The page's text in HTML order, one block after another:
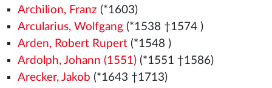
Archilion, Franz (*1603)
Arcularius, Wolfgang(*1538 †1574 )
Arden, Robert Rupert(*1548 )
Ardolph, Johann (1551)(*1551 †1586)
Arecker, Jakob (*1643 †1713)